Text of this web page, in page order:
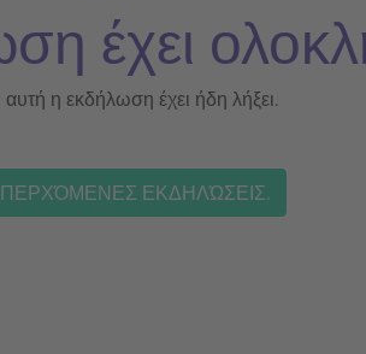
έχει
η εκδήλωση έχει ήδη λήξει.
ΕΚΔΗΛΏΣΕΙΣ.